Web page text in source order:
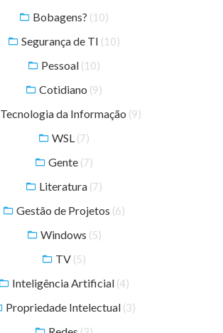
Bobagens? (10)
Segurança de TI (10)
Pessoal (10)
Cotidiano (9)
Tecnologia da Informação (9)
WSL (7)
Gente (7)
Literatura (7)
Gestão de Projetos (6)
Windows (5)
TV (5)
Inteligência Artificial (4)
Propriedade Intelectual (3)